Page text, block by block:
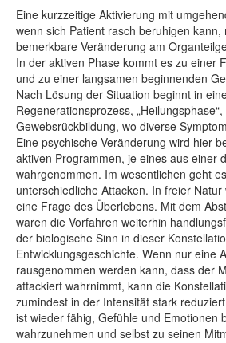
Eine kurzzeitige Aktivierung mit
wenn sich Patient rasch beruhigen kann,
bemerkbare Veränderung am
In der aktiven Phase kommt es zu einer
und zu einer langsamen beginnenden
Nach Lösung der Situation beginnt in
Regenerationsprozess,
Gewebsrückbildung, wo diverse
Eine psychische Veränderung wird hier
aktiven Programmen, je eines aus einer
wahrgenommen. Im wesentlichen geht
unterschiedliche Attacken. In freier
eine Frage des Überlebens. Mit dem
waren die Vorfahren weiterhin
der biologische Sinn in dieser
Entwicklungsgeschichte. Wenn nur eine
rausgenommen werden kann, dass der
attackiert wahrnimmt, kann die
zumindest in der Intensität stark
ist wieder fähig, Gefühle und Emotionen
wahrzunehmen und selbst zu seinen